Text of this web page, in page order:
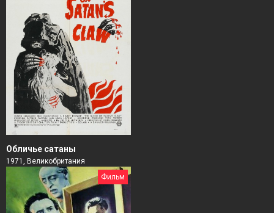
Обличье сатаны
1971, Великобритания
Фильм